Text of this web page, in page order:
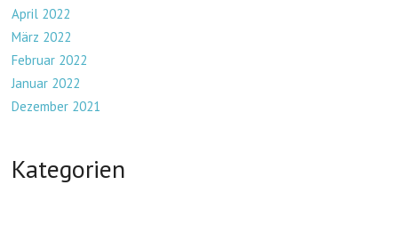
April 2022
März 2022
Februar 2022
Januar 2022
Dezember 2021
Kategorien